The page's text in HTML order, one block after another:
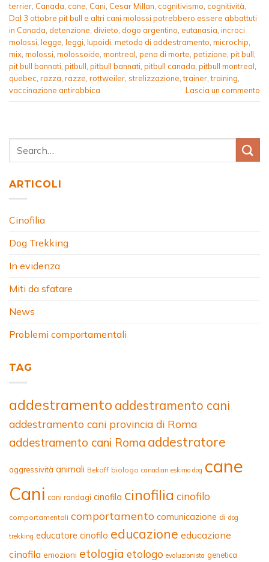
terrier Canada cane Cani Cesar Millan cognitivismo cognitività
Dal 3 ottobre pit bull e altri cani molossi potrebbero essere abbattuti
in Canada detenzione divieto dogo argentino eutanasia incroci
molossi legge leggi lupoidi metodo di addestramento microchip
mix molossi molossoide montreal pena di morte petizione pit bull
pit bull bannati pitbull pitbull bannati pitbull canada pitbull montreal
quebec razza razze rottweiler strelizzazione ,trainer ,training
vaccinazione antirabbica
Lascia un commento
ARTICOLI
Cinofilia
Dog Trekking
In evidenza
Miti da sfatare
News
Problemi comportamentali
TAG
addestramento addestramento cani
addestramento cani provincia di Roma
addestramento cani Roma addestratore
aggressività animali Bekoff biologo canadian eskimo dog cane
Cani cani randagi cinofila cinofilia cinofilo
comportamentali comportamento comunicazione di dog
trekking educatore cinofilo educazione educazione
cinofila emozioni etologia etologo evoluzionista genetica